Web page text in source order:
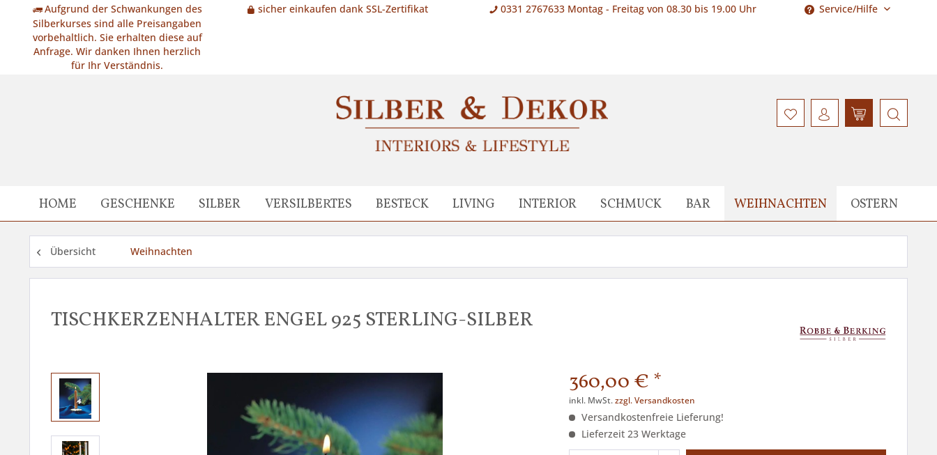
Aufgrund der Schwankungen des
Silberkurses sind alle Preisangaben
vorbehaltlich. Sie erhalten diese auf
Anfrage. Wir danken Ihnen herzlich
für Ihr Verständnis.
sicher einkaufen dank SSL-Zertifikat 0331 2767633 Montag - Freitag von 08.30 bis 19.00 Uhr Service/Hilfe
HOME GESCHENKE SILBER VERSILBERTES BESTECK LIVING INTERIOR SCHMUCK BAR WEIHNACHTEN OSTERN
Übersicht Weihnachten
TISCHKERZENHALTER ENGEL 925 STERLING-SILBER
360,00 € *
inkl. MwSt.zzgl. Versandkosten
Versandkostenfreie Lieferung!
Lieferzeit 23 Werktage